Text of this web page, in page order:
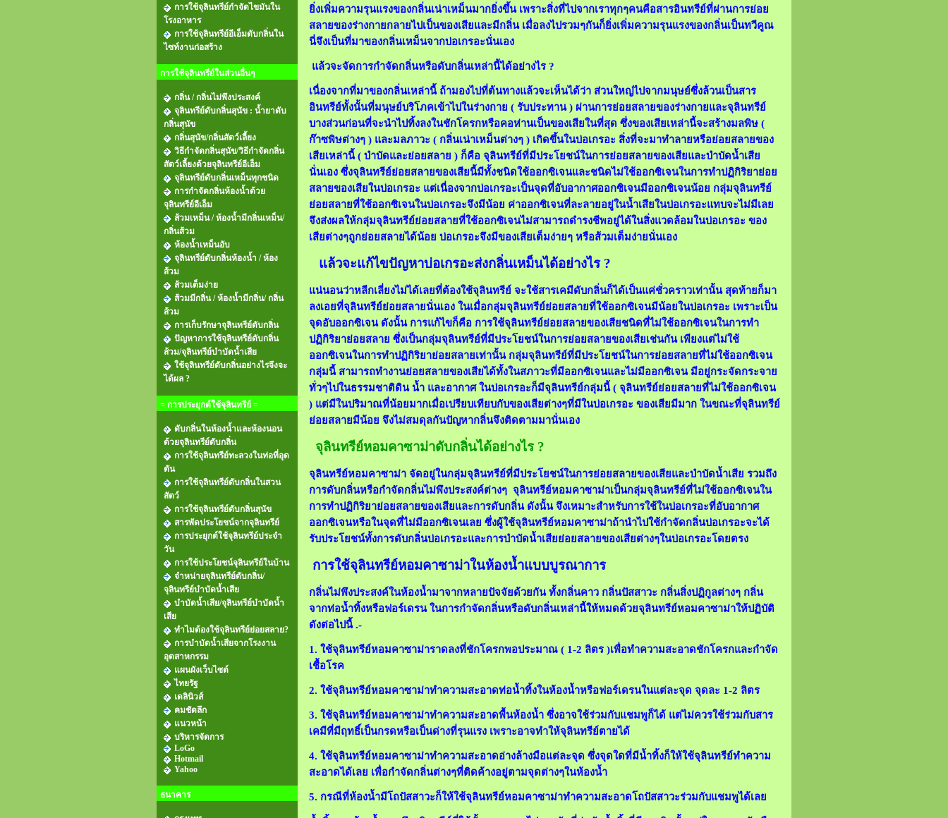
การใช้จุลินทรีย์กำจัดไขมันใน
โรงอาหาร
การใช้จุลินทรีย์อีเอ็มดับกลิ่นใน
ไซท์งานก่อสร้าง
การใช้จุลินทรีย์ในส่วนอื่นๆ
กลิ่น / กลิ่นไม่พึงประสงค์
จุลินทรีย์ดับกลิ่นสุนัข : น้ำยาดับ
กลิ่นสุนัข
กลิ่นสุนัข/กลิ่นสัตว์เลี้ยง
วิธีกําจัดกลิ่นสุนัข/วิธีกำจัดกลิ่น
สัตว์เลี้ยงด้วยจุลินทรีย์อีเอ็ม
จุลินทรีย์ดับกลิ่นเหม็นทุกชนิด
การกำจัดกลิ่นห้องน้ำด้วย
จุลินทรีย์อีเอ็ม
ส้วมเหม็น / ห้องน้ำมีกลิ่นเหม็น/
กลิ่นส้วม
ห้องน้ำเหม็นอับ
จุลินทรีย์ดับกลิ่นห้องน้ำ / ห้อง
ส้วม
ส้วมเต็มง่าย
ส้วมมีกลิ่น / ห้องน้ำมีกลิ่น/ กลิ่น
ส้วม
การเก็บรักษาจุลินทรีย์ดับกลิ่น
ปัญหาการใช้จุลินทรีย์ดับกลิ่น
ส้วม/จุลินทรีย์บำบัดน้ำเสีย
ใช้จุลินทรีย์ดับกลิ่นอย่างไรจึงจะ
ได้ผล ?
= การประยุกต์ใช้จุลินทรีย์ =
ดับกลิ่นในห้องน้ำและห้องนอน
ด้วยจุลินทรีย์ดับกลิ่น
การใช้จุลินทรีย์ทะลวงในท่อที่อุด
ตัน
การใช้จุลินทรีย์ดับกลิ่นในสวน
สัตว์
การใช้จุลินทรีย์ดับกลิ่นสุนัข
สารพัดประโยชน์จากจุลินทรีย์
การประยุกต์ใช้จุลินทรีย์ประจำ
วัน
การใช้ประโยชน์จุลินทรีย์ในบ้าน
จำหน่ายจุลินทรีย์ดับกลิ่น/
จุลินทรีย์บำบัดน้ำเสีย
บำบัดน้ำเสีย/จุลินทรีย์บำบัดน้ำ
เสีย
ทำไมต้องใช้จุลินทรีย์ย่อยสลาย?
การบำบัดน้ำเสียจากโรงงาน
อุตสาหกรรม
แผนผังเว็บไซต์
ไทยรัฐ
เดลินิวส์
คมชัดลึก
แนวหน้า
บริหารจัดการ
LoGo
Hotmail
Yahoo
ธนาคาร
ยิ่งเพิ่มความรุนแรงของกลิ่นเน่าเหม็นมากยิ่งขึ้น เพราะสิ่งที่ไปจากเราทุกๆคนคือสารอินทรีย์ที่ผ่านการย่อย
สลายของร่างกายกลายไปเป็นของเสียและมีกลิ่น เมื่อลงไปรวมๆกันก็ยิ่งเพิ่มความรุนแรงของกลิ่นเป็นทวีคูณ
นี่จึงเป็นที่มาของกลิ่นเหม็นจากบ่อเกรอะนั่นเอง
แล้วจะจัดการกำจัดกลิ่นหรือดับกลิ่นเหล่านี้ได้อย่างไร ?
เนื่องจากที่มาของกลิ่นเหล่านี้ ถ้ามองไปที่ต้นทางแล้วจะเห็นได้ว่า ส่วนใหญ่ไปจากมนุษย์ซึ่งล้วนเป็นสาร
อินทรีย์ทั้งนั้นที่มนุษย์บริโภคเข้าไปในร่างกาย ( รับประทาน ) ผ่านการย่อยสลายของร่างกายและจุลินทรีย์
บางส่วนก่อนที่จะนำไปทิ้งลงในชักโครกหรือคอห่านเป็นของเสียในที่สุด ซึ่งของเสียเหล่านี้จะสร้างมลพิษ (
ก๊าซพิษต่างๆ ) และมลภาวะ ( กลิ่นเน่าเหม็นต่างๆ ) เกิดขึ้นในบ่อเกรอะ สิ่งที่จะมาทำลายหรือย่อยสลายของ
เสียเหล่านี้ ( บำบัดและย่อยสลาย ) ก็คือ จุลินทรีย์ที่มีประโยชน์ในการย่อยสลายของเสียและบำบัดน้ำเสีย
นั่นเอง ซึ่งจุลินทรีย์ย่อยสลายของเสียนี้มีทั้งชนิดใช้ออกซิเจนและชนิดไม่ใช้ออกซิเจนในการทำปฏิกิริยาย่อย
สลายของเสียในบ่อเกรอะ แต่เนื่องจากบ่อเกรอะเป็นจุดที่อับอากาศออกซิเจนมีออกซิเจนน้อย กลุ่มจุลินทรีย์
ย่อยสลายที่ใช้ออกซิเจนในบ่อเกรอะจึงมีน้อย ค่าออกซิเจนที่ละลายอยู่ในน้ำเสียในบ่อเกรอะแทบจะไม่มีเลย
จึงส่งผลให้กลุ่มจุลินทรีย์ย่อยสลายที่ใช้ออกซิเจนไม่สามารถดำรงชีพอยู่ได้ในสิ่งแวดล้อมในบ่อเกรอะ ของ
เสียต่างๆถูกย่อยสลายได้น้อย บ่อเกรอะจึงมีของเสียเต็มง่ายๆ หรือส้วมเต็มง่ายนั่นเอง
แล้วจะแก้ไขปัญหาบ่อเกรอะส่งกลิ่นเหม็นได้อย่างไร ?
แน่นอนว่าหลีกเลี่ยงไม่ได้เลยที่ต้องใช้จุลินทรีย์ จะใช้สารเคมีดับกลิ่นก็ได้เป็นแค่ชั่วคราวเท่านั้น สุดท้ายก็มา
ลงเอยที่จุลินทรีย์ย่อยสลายนั่นเอง ในเมื่อกลุ่มจุลินทรีย์ย่อยสลายที่ใช้ออกซิเจนมีน้อยในบ่อเกรอะ เพราะเป็น
จุดอับออกซิเจน ดังนั้น การแก้ไขก็คือ การใช้จุลินทรีย์ย่อยสลายของเสียชนิดที่ไม่ใช้ออกซิเจนในการทำ
ปฏิกิริยาย่อยสลาย ซึ่งเป็นกลุ่มจุลินทรีย์ที่มีประโยชน์ในการย่อยสลายของเสียเช่นกัน เพียงแต่ไม่ใช้
ออกซิเจนในการทำปฏิกิริยาย่อยสลายเท่านั้น กลุ่มจุลินทรีย์ที่มีประโยชน์ในการย่อยสลายที่ไม่ใช้ออกซิเจน
กลุ่มนี้ สามารถทำงานย่อยสลายของเสียได้ทั้งในสภาวะที่มีออกซิเจนและไม่มีออกซิเจน มีอยู่กระจัดกระจาย
ทั่วๆไปในธรรมชาติดิน น้ำ และอากาศ ในบ่อเกรอะก็มีจุลินทรีย์กลุ่มนี้ ( จุลินทรีย์ย่อยสลายที่ไม่ใช้ออกซิเจน
) แต่มีในปริมาณที่น้อยมากเมื่อเปรียบเทียบกับของเสียต่างๆที่มีในบ่อเกรอะ ของเสียมีมาก ในขณะที่จุลินทรีย์
ย่อยสลายมีน้อย จึงไม่สมดุลกันปัญหากลิ่นจึงติดตามมานั่นเอง
จุลินทรีย์หอมคาซาม่าดับกลิ่นได้อย่างไร ?
จุลินทรีย์หอมคาซาม่า จัดอยู่ในกลุ่มจุลินทรีย์ที่มีประโยชน์ในการย่อยสลายของเสียและบำบัดน้ำเสีย รวมถึง
การดับกลิ่นหรือกำจัดกลิ่นไม่พึงประสงค์ต่างๆจุลินทรีย์หอมคาซาม่าเป็นกลุ่มจุลินทรีย์ที่ไม่ใช้ออกซิเจนใน
การทำปฏิกิริยาย่อยสลายของเสียและการดับกลิ่น ดังนั้น จึงเหมาะสำหรับการใช้ในบ่อเกรอะที่อับอากาศ
ออกซิเจนหรือในจุดที่ไม่มีออกซิเจนเลย ซึ่งผู้ใช้จุลินทรีย์หอมคาซาม่าถ้านำไปใช้กำจัดกลิ่นบ่อเกรอะจะได้
รับประโยชน์ทั้งการดับกลิ่นบ่อเกรอะและการบำบัดน้ำเสียย่อยสลายของเสียต่างๆในบ่อเกรอะโดยตรง
การใช้จุลินทรีย์หอมคาซาม่าในห้องน้ำแบบบูรณาการ
กลิ่นไม่พึงประสงค์ในห้องน้ำมาจากหลายปัจจัยด้วยกัน ทั้งกลิ่นคาว กลิ่นปัสสาวะ กลิ่นสิ่งปฏิกูลต่างๆ กลิ่น
จากท่อน้ำทิ้งหรือฟอร์เดรน ในการกำจัดกลิ่นหรือดับกลิ่นเหล่านี้ให้หมดด้วยจุลินทรีย์หอมคาซาม่าให้ปฏิบัติ
ดังต่อไปนี้ .-
1. ใช้จุลินทรีย์หอมคาซาม่าราดลงที่ชักโครกพอประมาณ ( 1-2 ลิตร )เพื่อทำความสะอาดชักโครกและกำจัด
เชื้อโรค
2. ใช้จุลินทรีย์หอมคาซาม่าทำความสะอาดท่อน้ำทิ้งในห้องน้ำหรือฟอร์เดรนในแต่ละจุด จุดละ 1-2 ลิตร
3. ใช้จุลินทรีย์หอมคาซาม่าทำความสะอาดพื้นห้องน้ำ ซึ่งอาจใช้ร่วมกับแชมพูก็ได้ แต่ไม่ควรใช้ร่วมกับสาร
เคมีที่มีฤทธิ์เป็นกรดหรือเป็นด่างที่รุนแรง เพราะอาจทำให้จุลินทรีย์ตายได้
4. ใช้จุลินทรีย์หอมคาซาม่าทำความสะอาดอ่างล้างมือแต่ละจุด ซึ่งจุดใดที่มีน้ำทิ้งก็ให้ใช้จุลินทรีย์ทำความ
สะอาดได้เลย เพื่อกำจัดกลิ่นต่างๆที่ติดค้างอยู่ตามจุดต่างๆในห้องน้ำ
5. กรณีที่ห้องน้ำมีโถปัสสาวะก็ให้ใช้จุลินทรีย์หอมคาซาม่าทำความสะอาดโถปัสสาวะร่วมกับแชมพูได้เลย